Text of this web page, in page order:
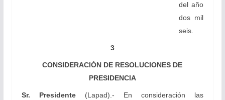
del año
dos mil
seis.
3
CONSIDERACIÓN DE RESOLUCIONES DE
PRESIDENCIA
Sr. Presidente(Lapad).- En consideración las